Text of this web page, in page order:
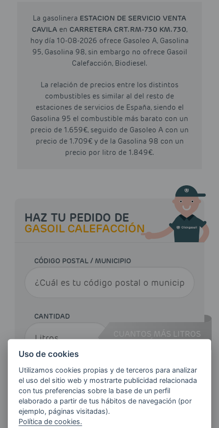
La gasolinera ESTACION DE SERVICIO VENTA
CAVILAen CARRETERA CRT. RM-730 KM. 730,
hoy día 10-08-2026 ofrece Gasoleo A, Gasolina
95, Gasolina 98, sin embargo no ofrece Gasoil
Calefacción, Biodiesel.
La relación de precios entre los distintos
combustibles es similar al del resto de
estaciones de servicios de España, siendo el
Gasolina 95 el combustible más barato con un
precio de 1.659€, seguido de Gasoleo A con un
precio de 1.709€ y de la Gasolina 98 con un
precio por litro de 1.849€.
HAZ TU PEDIDO DE
GASOIL CALEFACCIÓN
CÓDIGO POSTAL / MUNICIPIO
CANTIDAD
CUANTOS MÁS LITROS
PIDAS,MÁS AHORRAS
Haz tu pedido
Uso de cookies
Utilizamos cookies propias y de terceros para analizar
el uso del sitio web y mostrarte publicidad relacionada
con tus preferencias sobre la base de un perfil
elaborado a partir de tus hábitos de navegación (por
ejemplo, páginas visitadas).
Política de cookies.